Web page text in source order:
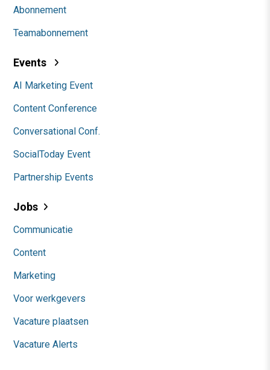
Abonnement
Teamabonnement
Events
AI Marketing Event
Content Conference
Conversational Conf.
SocialToday Event
Partnership Events
Jobs
Communicatie
Content
Marketing
Voor werkgevers
Vacature plaatsen
Vacature Alerts